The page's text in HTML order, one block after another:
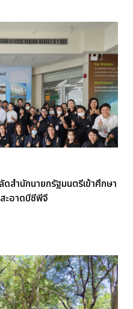
สำนักนายกรัฐมนตรีเข้าศึกษา
ะอาดบีซีพีจี